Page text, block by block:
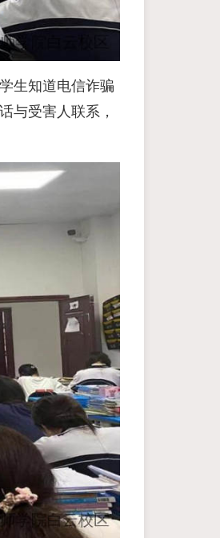
生知道电信诈骗
与受害人联系，